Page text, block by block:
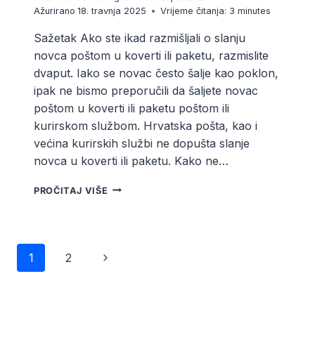
Ažurirano 18. travnja 2025 Vrijeme čitanja: 3minutes
Sažetak Ako ste ikad razmišljali o slanju
novca poštom u koverti ili paketu, razmislite
dvaput. Iako se novac često šalje kao poklon,
ipak ne bismo preporučili da šaljete novac
poštom u koverti ili paketu poštom ili
kurirskom službom. Hrvatska pošta, kao i
većina kurirskih službi ne dopušta slanje
novca u koverti ili paketu. Kako ne…
PROČITAJ VIŠE SMIJE
POŠTOM?
Page
1 2
Next